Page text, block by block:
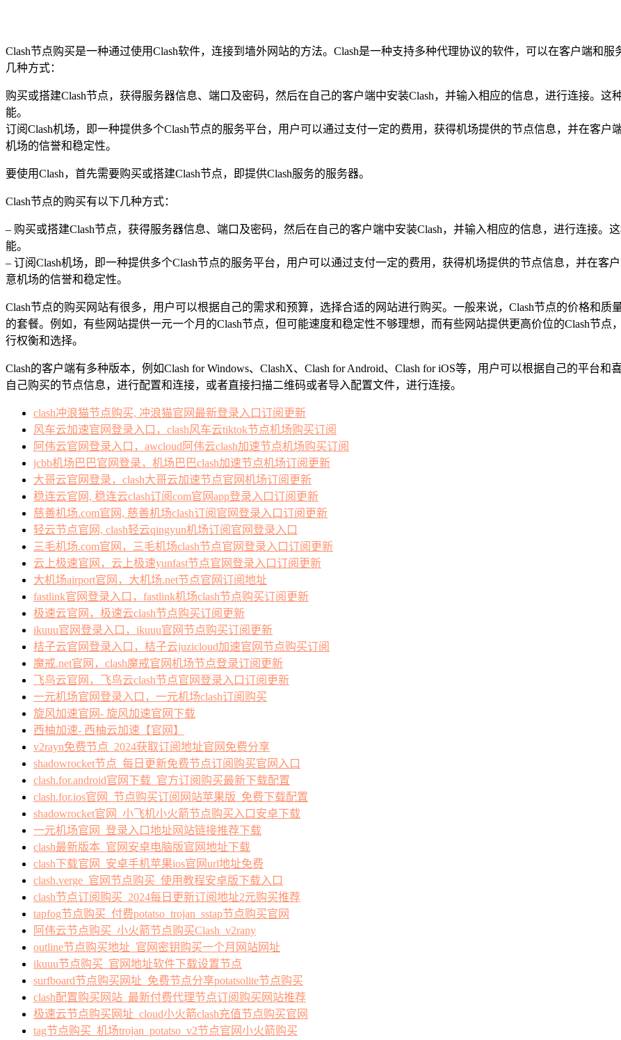
Clash节点购买是一种通过使用Clash软件，连接到墙外网站的方法。Clash是一种支持多种代理协议的软件，可以在客户端和
几种方式：
购买或搭建Clash节点，获得服务器信息、端口及密码，然后在自己的客户端中安装Clash，并输入相应的信息，进行连接。
能。
订阅Clash机场，即一种提供多个Clash节点的服务平台，用户可以通过支付一定的费用，获得机场提供的节点信息，并在客
机场的信誉和稳定性。
要使用Clash，首先需要购买或搭建Clash节点，即提供Clash服务的服务器。
Clash节点的购买有以下几种方式：
– 购买或搭建Clash节点，获得服务器信息、端口及密码，然后在自己的客户端中安装Clash，并输入相应的信息，进行连接。
能。
– 订阅Clash机场，即一种提供多个Clash节点的服务平台，用户可以通过支付一定的费用，获得机场提供的节点信息，并在客
意机场的信誉和稳定性。
Clash节点的购买网站有很多，用户可以根据自己的需求和预算，选择合适的网站进行购买。一般来说，Clash节点的价格和
的套餐。例如，有些网站提供一元一个月的Clash节点，但可能速度和稳定性不够理想，而有些网站提供更高价位的Clash节
行权衡和选择。
Clash的客户端有多种版本，例如Clash for Windows、ClashX、Clash for Android、Clash for iOS等，用户可以根据自己的平台
自己购买的节点信息，进行配置和连接，或者直接扫描二维码或者导入配置文件，进行连接。
clash冲浪猫节点购买, 冲浪猫官网最新登录入口订阅更新
风车云加速官网登录入口，clash风车云tiktok节点机场购买订阅
阿伟云官网登录入口，awcloud阿伟云clash加速节点机场购买订阅
jcbb机场巴巴官网登录，机场巴巴clash加速节点机场订阅更新
大哥云官网登录，clash大哥云加速节点官网机场订阅更新
稳连云官网, 稳连云clash订阅com官网app登录入口订阅更新
慈善机场.com官网, 慈善机场clash订阅官网登录入口订阅更新
轻云节点官网, clash轻云qingyun机场订阅官网登录入口
三毛机场.com官网，三毛机场clash节点官网登录入口订阅更新
云上极速官网，云上极速yunfast节点官网登录入口订阅更新
大机场airport官网，大机场.net节点官网订阅地址
fastlink官网登录入口，fastlink机场clash节点购买订阅更新
极速云官网，极速云clash节点购买订阅更新
ikuuu官网登录入口，ikuuu官网节点购买订阅更新
桔子云官网登录入口，桔子云juzicloud加速官网节点购买订阅
魔戒.net官网，clash魔戒官网机场节点登录订阅更新
飞鸟云官网，飞鸟云clash节点官网登录入口订阅更新
一元机场官网登录入口，一元机场clash订阅购买
旋风加速官网- 旋风加速官网下载
西柚加速- 西柚云加速【官网】
v2rayn免费节点_2024获取订阅地址官网免费分享
shadowrocket节点_每日更新免费节点订阅购买官网入口
clash.for.android官网下载_官方订阅购买最新下载配置
clash.for.ios官网_节点购买订阅网站苹果版_免费下载配置
shadowrocket官网_小飞机小火箭节点购买入口安卓下载
一元机场官网_登录入口地址网站链接推荐下载
clash最新版本_官网安卓电脑版官网地址下载
clash下载官网_安卓手机苹果ios官网url地址免费
clash.verge_官网节点购买_使用教程安卓版下载入口
clash节点订阅购买_2024每日更新订阅地址2元购买推荐
tapfog节点购买_付费potatso_trojan_sstap节点购买官网
阿伟云节点购买_小火箭节点购买Clash_v2rany
outline节点购买地址_官网密钥购买一个月网站网址
ikuuu节点购买_官网地址软件下载设置节点
surfboard节点购买网址_免费节点分享potatsolite节点购买
clash配置购买网站_最新付费代理节点订阅购买网站推荐
极速云节点购买网址_cloud小火箭clash充值节点购买官网
tag节点购买_机场trojan_potatso_v2节点官网小火箭购买